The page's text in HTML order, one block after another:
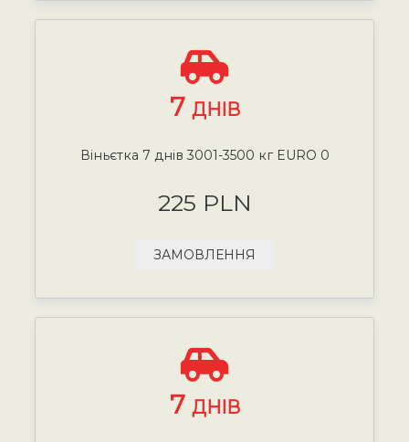
7 ДНІВ
Віньєтка 7 днів 3001-3500 кг EURO 0
225 PLN
ЗАМОВЛЕННЯ
7 ДНІВ